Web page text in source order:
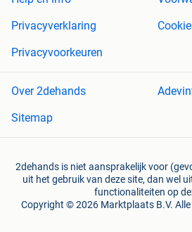
Privacyverklaring
Privacyvoorkeuren
Over 2dehands
Sitemap
2dehands is niet aansprakelijk voor
uit het gebruik van deze site, dan wel
functionaliteiten op
Copyright © 2026 Marktplaats B.V.